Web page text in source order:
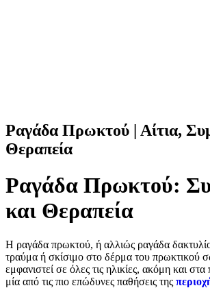
Ραγάδα Πρωκτού | Αίτια,
Θεραπεία
Ραγάδα Πρωκτού:
και Θεραπεία
Η ραγάδα πρωκτού, ή αλλιώς ραγάδα
τραύμα ή σκίσιμο στο δέρμα του πρωκτικού
εμφανιστεί σε όλες τις ηλικίες, ακόμη και στα
μία από τις πιο επώδυνες παθήσεις της